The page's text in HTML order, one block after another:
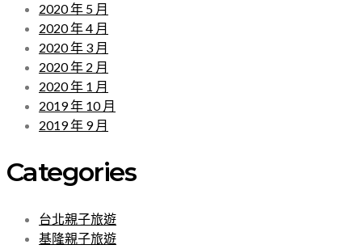
2020 年 5 月
2020 年 4 月
2020 年 3 月
2020 年 2 月
2020 年 1 月
2019 年 10 月
2019 年 9 月
Categories
台北親子旅遊
基隆親子旅遊